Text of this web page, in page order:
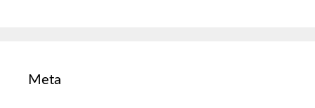
Meta